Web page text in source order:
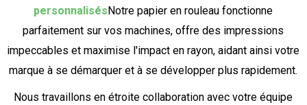
personnalisésNotre papier en rouleau fonctionne
parfaitement sur vos machines, offre des impressions
impeccables et maximise l'impact en rayon, aidant ainsi votre
marque à se démarquer et à se développer plus rapidement.
Nous travaillons en étroite collaboration avec votre équipe